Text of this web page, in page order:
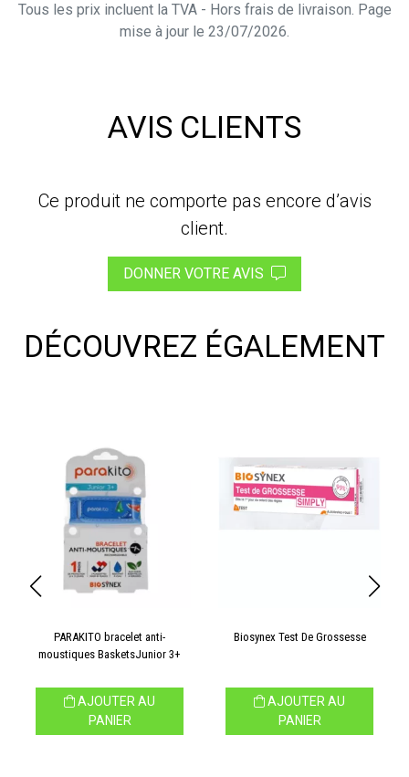
Tous les prix incluent la TVA - Hors frais de livraison. Page
mise à jour le 23/07/2026.
AVIS CLIENTS
Ce produit ne comporte pas encore d’avis
client.
DONNER VOTRE AVIS
DÉCOUVREZ ÉGALEMENT
PARAKITO bracelet anti-
moustiques BasketsJunior 3+
AJOUTER AU
PANIER
Biosynex Test De Grossesse
AJOUTER AU
PANIER